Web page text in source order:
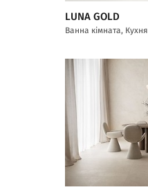
LUNA GOLD
Ванна кімната, Кухня